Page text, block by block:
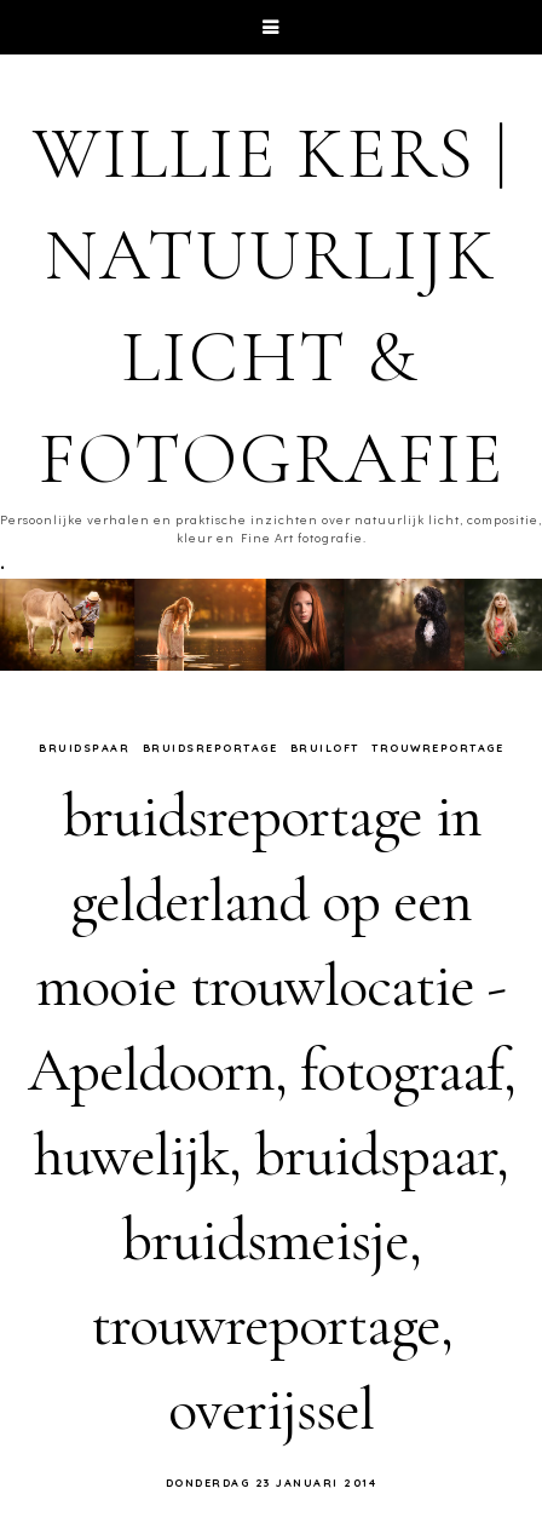
WILLIE KERS |
NATUURLIJK
LICHT &
FOTOGRAFIE
Persoonlijke verhalen en praktische inzichten over natuurlijk licht, compositie,
kleur en Fine Art fotografie.
.
BRUIDSPAAR BRUIDSREPORTAGE BRUILOFT TROUWREPORTAGE
bruidsreportage in
gelderland op een
mooie trouwlocatie -
Apeldoorn, fotograaf,
huwelijk, bruidspaar,
bruidsmeisje,
trouwreportage,
overijssel
DONDERDAG 23 JANUARI 2014